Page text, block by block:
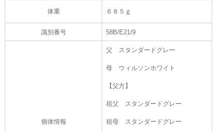
体重 ６８５ｇ
識別番号 58B/E21/9
個体情報
父 スタンダードグレー
母 ウィルソンホワイト
【父方】
祖父 スタンダードグレー
祖母 スタンダードグレー